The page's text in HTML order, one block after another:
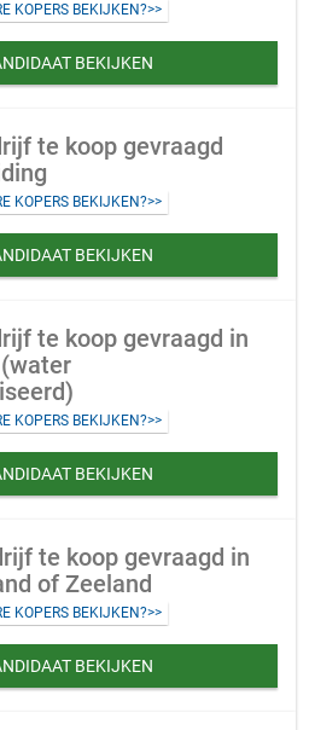
KOPERS BEKIJKEN?>>
BEKIJKEN
te koop gevraagd
KOPERS BEKIJKEN?>>
BEKIJKEN
te koop gevraagd in
KOPERS BEKIJKEN?>>
BEKIJKEN
te koop gevraagd in
of Zeeland
KOPERS BEKIJKEN?>>
BEKIJKEN